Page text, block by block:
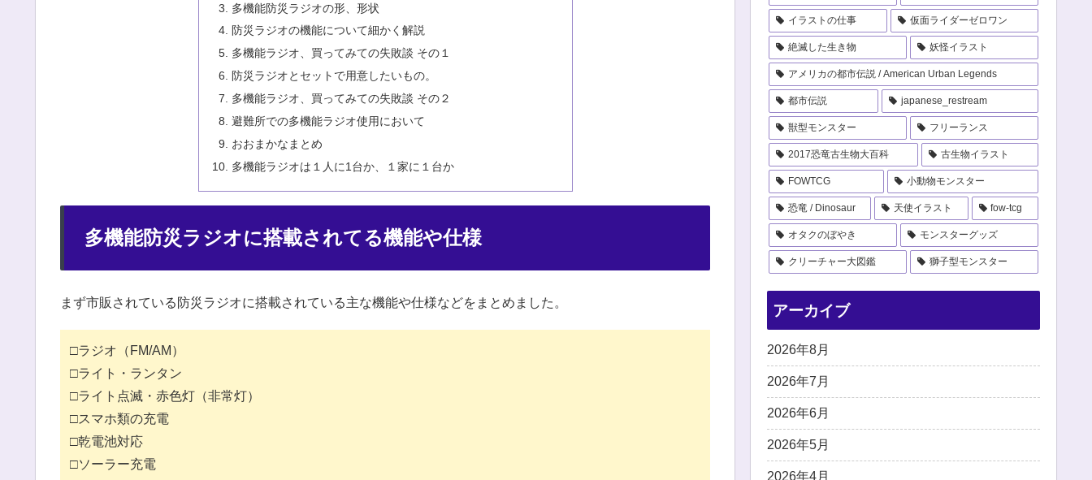
多機能防災ラジオの形、形状
防災ラジオの機能について細かく解説
多機能ラジオ、買ってみての失敗談 その１
防災ラジオとセットで用意したいもの。
多機能ラジオ、買ってみての失敗談 その２
避難所での多機能ラジオ使用において
おおまかなまとめ
多機能ラジオは１人に1台か、１家に１台か
多機能防災ラジオに搭載されてる機能や仕様
まず市販されている防災ラジオに搭載されている主な機能や仕様などをまとめました。
□ラジオ（FM/AM）
□ライト・ランタン
□ライト点滅・赤色灯（非常灯）
□スマホ類の充電
□乾電池対応
□ソーラー充電
イラストの仕事 仮面ライダーゼロワン
絶滅した生き物 妖怪イラスト
アメリカの都市伝説 / American Urban Legends
都市伝説 japanese_restream
獣型モンスター フリーランス
2017恐竜古生物大百科 古生物イラスト
FOWTCG 小動物モンスター
恐竜 / Dinosaur 天使イラスト fow-tcg
オタクのぼやき モンスターグッズ
クリーチャー大図鑑 獅子型モンスター
アーカイブ
2026年8月
2026年7月
2026年6月
2026年5月
2026年4月